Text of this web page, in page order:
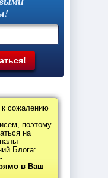
к сожалению
поэтому
на
Блога:
-
в Ваш